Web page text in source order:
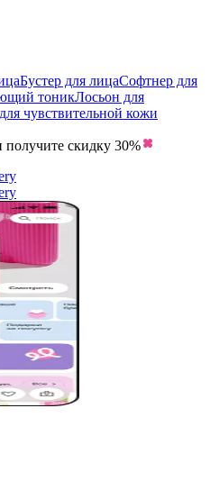
Бустер для лицаСофтнер для
тоникЛосьон для
чувствительной кожи
получите скидку 30%